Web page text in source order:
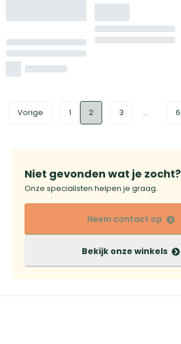
Vorige 1 2 3 ... 6
Niet gevonden wat je zocht?
Onze specialisten helpen je graag.
Neem contact op
Bekijk onze winkels